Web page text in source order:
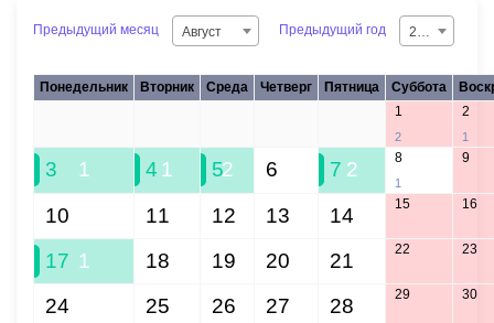
Предыдущий месяц Август Предыдущий год
Понедельник Вторник Среда Четверг Пятница Суббота
1
2
2
1
3 1 4 1 52 6 7 2 8
1
9
10 11 12 13 14 15 16
17 1 18 19 20 21 22 23
24 25 26 27 28 29 30